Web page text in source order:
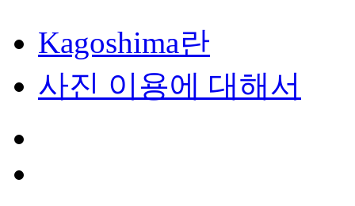
Kagoshima란
사진 이용에 대해서